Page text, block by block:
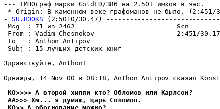
--- IMHOгpаф марки GoldED/386 на 2.50+ имхов в час.
* Origin: В каменном веке графоманов не было. (2:451/
- SU.BOOKS (2:5010/30.47)
Msg  : 71 из 2462
From : Vadim Chesnokov                     2:451/
To   : Anthon Antipov
Subj : 15 лyчших
Здравствуйте, Anthon!
Однажды, 14 Nov 00 в 08:18, Anthon Antipov сказал
KO>>>> А второй хиппи кто? Обломов или Каpлсон?
AA>>> Хм... я дyмаю, царь Cоломон.
KO>> А обоснование можно?